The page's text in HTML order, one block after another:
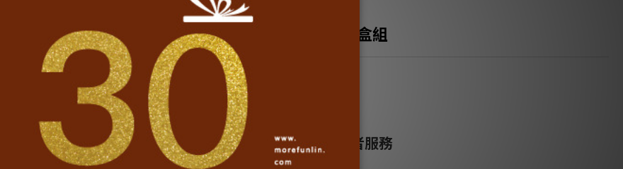
新年禮盒組
跟隨我們 消費者服務